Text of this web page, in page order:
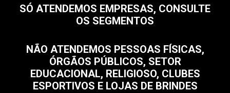
SÓ ATENDEMOS EMPRESAS, CONSULTE
OS SEGMENTOS
NÃO ATENDEMOS PESSOAS FÍSICAS,
ÓRGÃOS PÚBLICOS, SETOR
EDUCACIONAL, RELIGIOSO, CLUBES
ESPORTIVOS E LOJAS DE BRINDES